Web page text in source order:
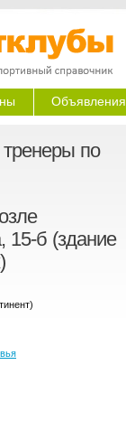
Объявления
по
15-б (здание